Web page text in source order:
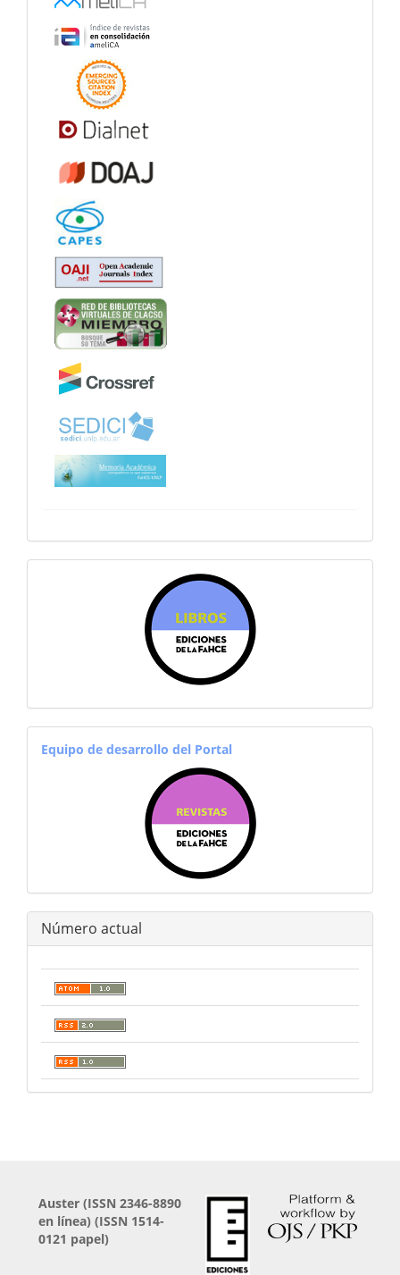
equiporevistas
Equipo de desarrollo del Portal
Número actual
Auster (ISSN 2346-8890
en línea) (ISSN 1514-
0121 papel)